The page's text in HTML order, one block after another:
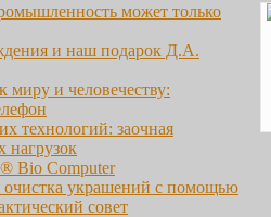
может только
и наш подарок Д.А.
и человечеству:
технологий: заочная
нагрузок
Bio Computer
украшений с помощью
совет